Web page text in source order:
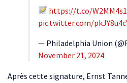
https://t.co/
pic.twitter.com/
— Philadelphia Union
November 21, 2024
Après cette signature, Ernst